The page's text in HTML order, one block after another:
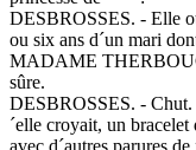
DESBROSSES. - Elle
ou six ans d´un mari
MADAME
sûre.
DESBROSSES. - Chut.
´elle croyait, un
avec d´autres parures